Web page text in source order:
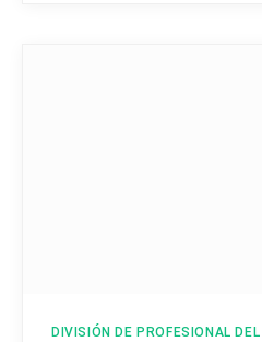
DIVISIÓN DE PROFESIONAL